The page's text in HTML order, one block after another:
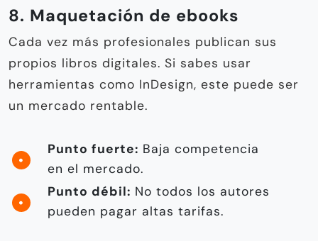
8. Maquetación de ebooks
Cada vez más profesionales publican sus
propios libros digitales. Si sabes usar
herramientas como InDesign, este puede ser
un mercado rentable.
Punto fuerte: Baja competencia
en el mercado.
Punto débil: No todos los autores
pueden pagar altas tarifas.